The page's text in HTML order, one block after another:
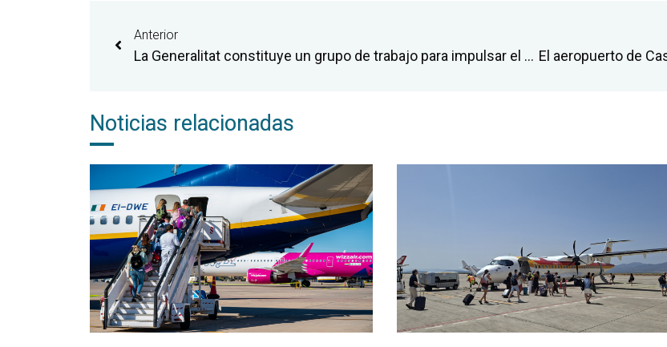
Anterior
La Generalitat constituye un grupo de trabajo para impulsar el desarrollo del sector aeronáutico y aeroespacial en la Comunitat Valenciana
Noticias relacionadas